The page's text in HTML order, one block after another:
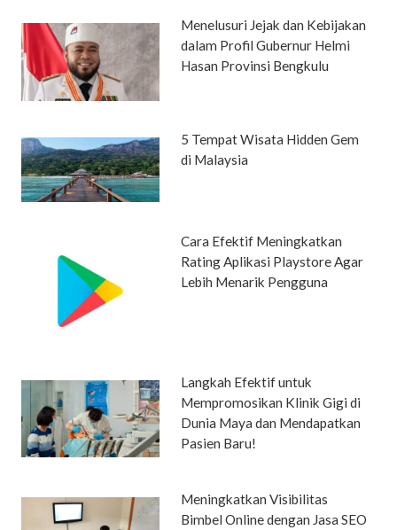
Menelusuri Jejak dan Kebijakan
dalam Profil Gubernur Helmi
Hasan Provinsi Bengkulu
5 Tempat Wisata Hidden Gem
di Malaysia
Cara Efektif Meningkatkan
Rating Aplikasi Playstore Agar
Lebih Menarik Pengguna
Langkah Efektif untuk
Mempromosikan Klinik Gigi di
Dunia Maya dan Mendapatkan
Pasien Baru!
Meningkatkan Visibilitas
Bimbel Online dengan Jasa SEO